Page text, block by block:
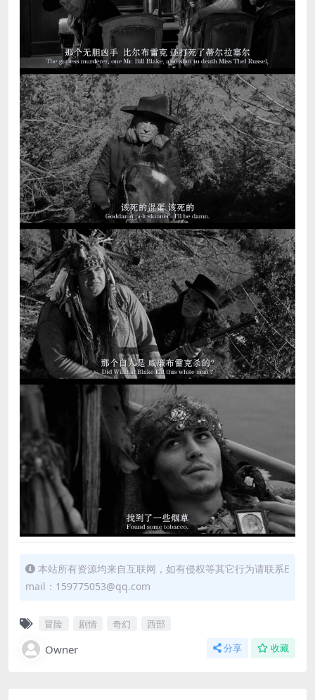
本站所有资源均来自互联网，如有侵权等其它行为请联系E
mail：159775053@qq.com
冒险 剧情 奇幻 西部
Owner 分享 收藏